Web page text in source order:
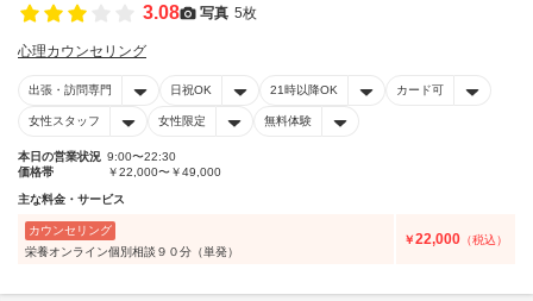
3.08 写真 5枚
心理カウンセリング
出張・訪問専門 日祝OK 21時以降OK カード可
女性スタッフ 女性限定 無料体験
本日の営業状況 9:00〜22:30
価格帯
￥22,000〜￥49,000
主な料金・サービス
カウンセリング
栄養オンライン個別相談９０分（単発）
￥22,000 （税込）